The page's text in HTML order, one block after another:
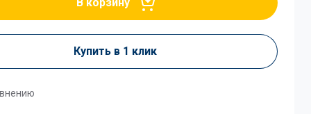
Купить в 1 клик